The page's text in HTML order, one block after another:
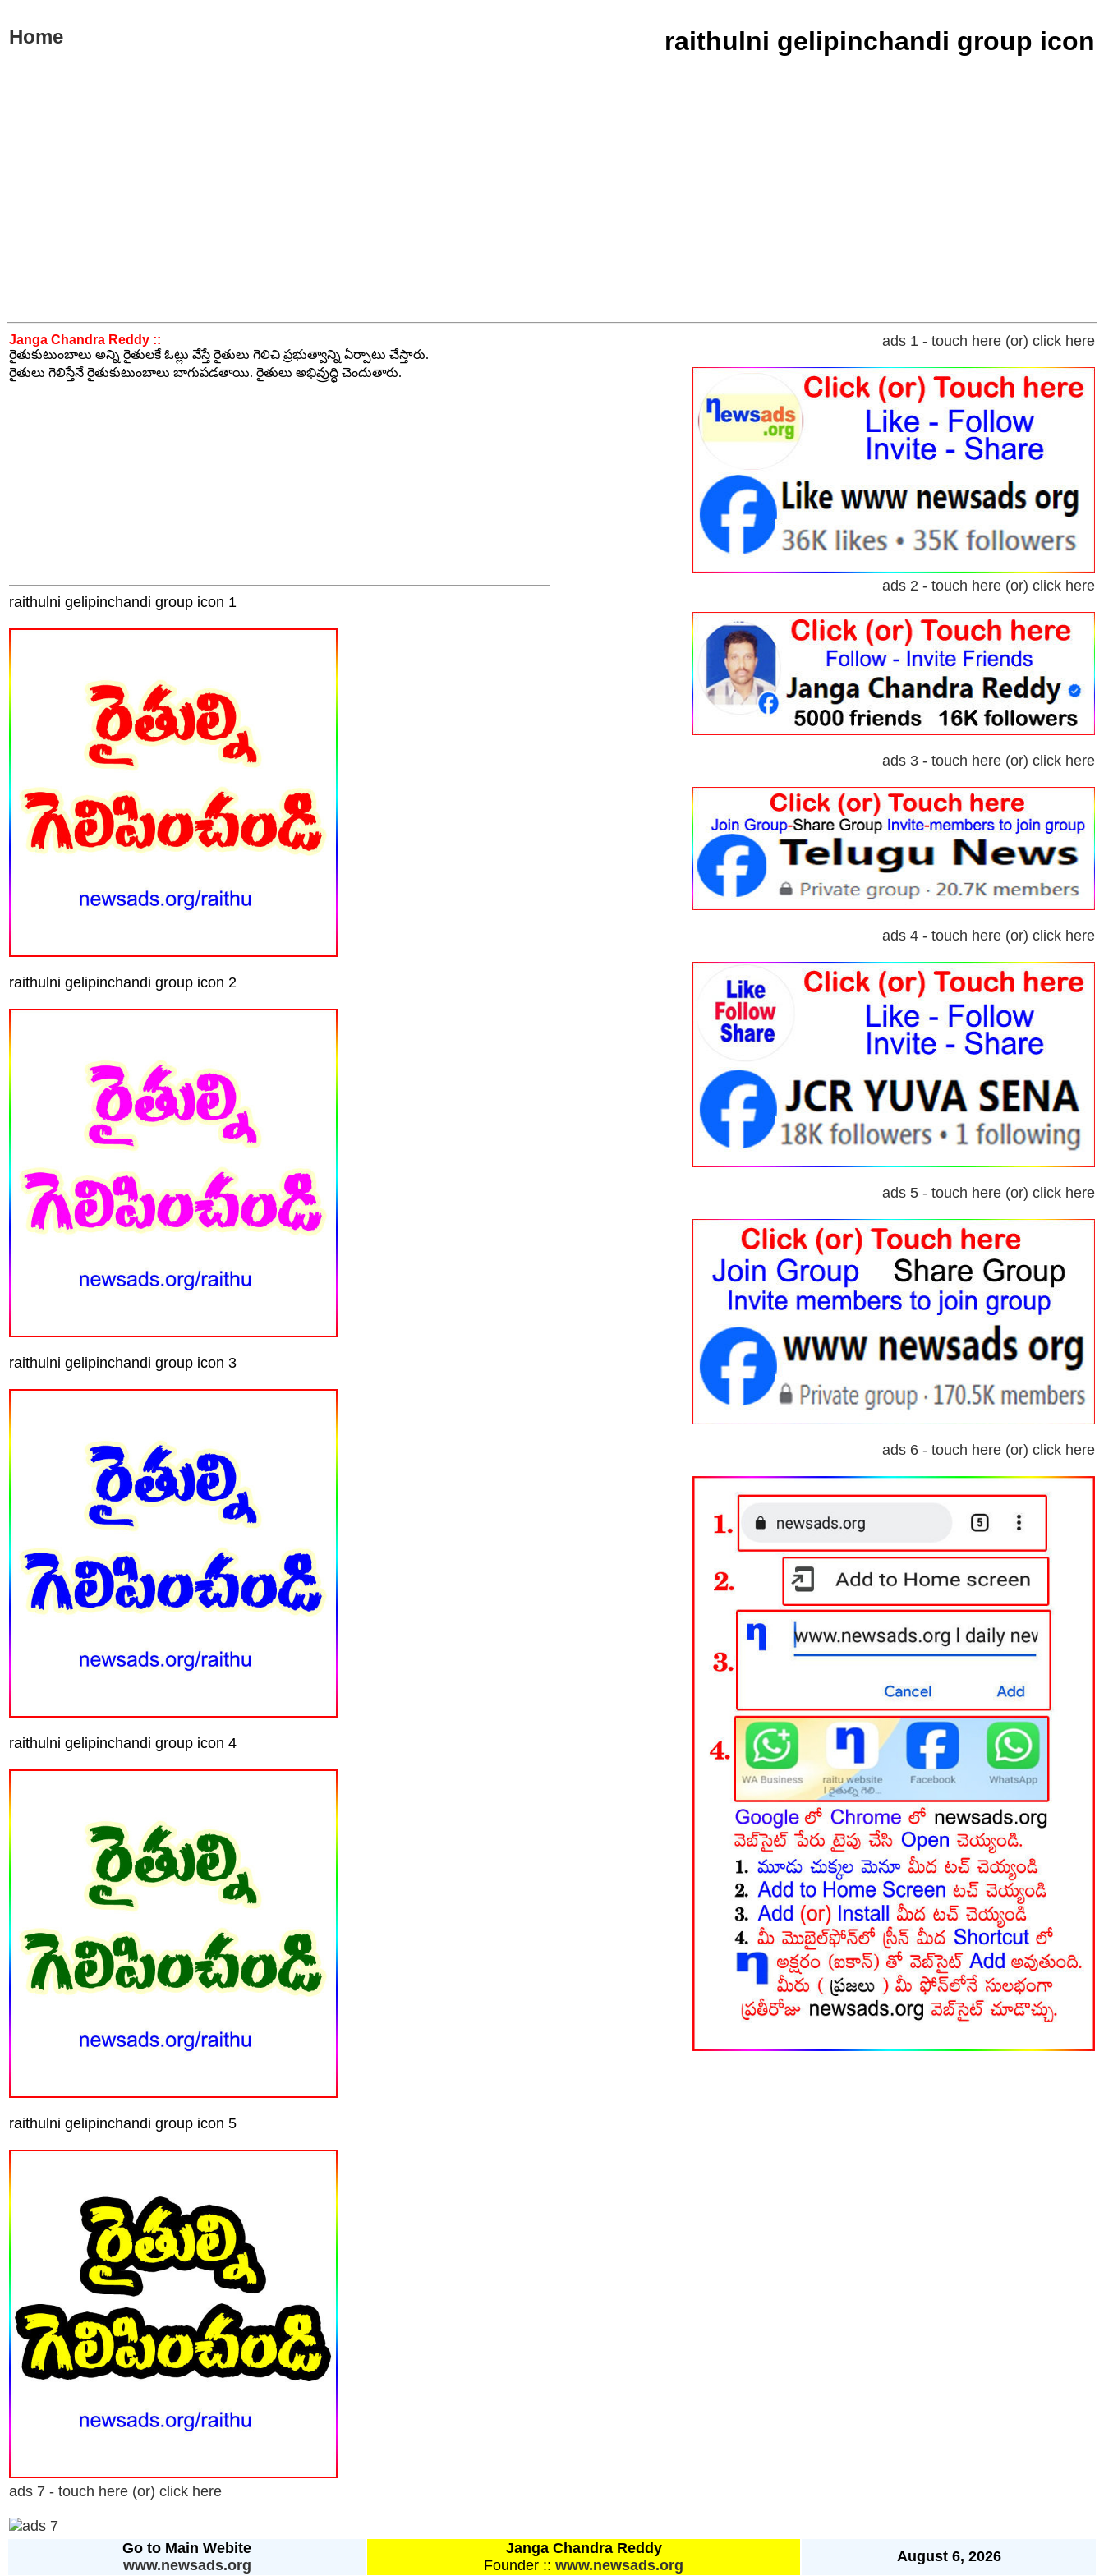
Home raithulni gelipinchandi group icon
Janga Chandra Reddy ::
రైతుకుటుంబాలు అన్ని రైతులకే ఓట్లు వేస్తే రైతులు గెలిచి ప్రభుత్వాన్ని ఏర్పాటు చేస్తారు.
రైతులు గెలిస్తేనే రైతుకుటుంబాలు బాగుపడతాయి. రైతులు అభివ్రుద్ధి చెందుతారు.
ads 1 - touch here (or) click here
raithulni gelipinchandi group icon 1
raithulni gelipinchandi group icon 2
raithulni gelipinchandi group icon 3
raithulni gelipinchandi group icon 4
raithulni gelipinchandi group icon 5
ads 2 - touch here (or) click here
ads 3 - touch here (or) click here
ads 4 - touch here (or) click here
ads 5 - touch here (or) click here
ads 6 - touch here (or) click here
ads 7 - touch here (or) click here
Go to Main Webite
www.newsads.org
Janga Chandra Reddy
Founder :: www.newsads.org
August 6, 2026